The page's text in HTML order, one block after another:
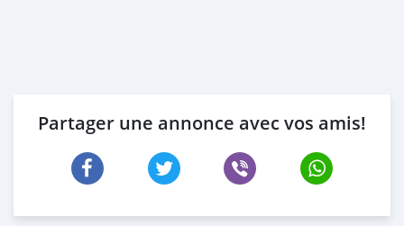
Partager une annonce avec vos amis!